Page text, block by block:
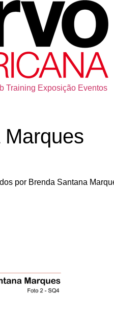
Training Exposição Eventos
por Brenda Santana